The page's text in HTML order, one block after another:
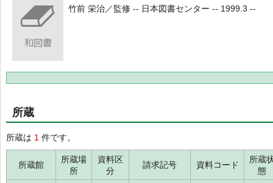
竹前 栄治／監修 -- 日本図書センター -- 1999.3 --
所蔵
所蔵は 1 件です。
所蔵館
所蔵場
所
資料区
分
請求記号 資料コード
所蔵
態